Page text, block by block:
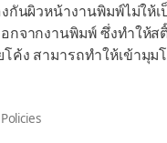
กันผิวหน้างานพิมพ์ไม่ให้
จากงานพิมพ์ ซึ่งทำให้ส
ค้ง สามารถทำให้เข้ามุ